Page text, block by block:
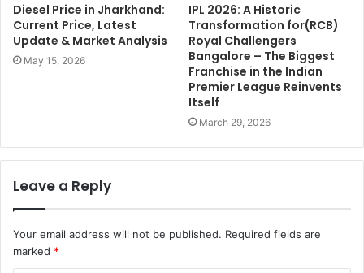
Diesel Price in Jharkhand:
Current Price, Latest
Update & Market Analysis
May 15, 2026
IPL 2026: A Historic
Transformation for(RCB)
Royal Challengers
Bangalore – The Biggest
Franchise in the Indian
Premier League Reinvents
Itself
March 29, 2026
Leave a Reply
Your email address will not be published. Required fields are
marked *